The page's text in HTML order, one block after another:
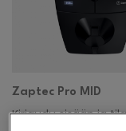
Zaptec Pro MID
Kirjaudu sisään ja